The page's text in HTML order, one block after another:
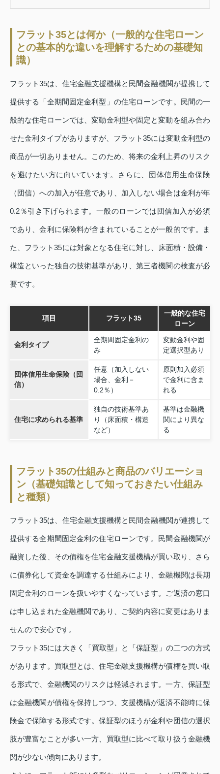
フラット35とは何か（一般的な住宅ローン
との基本的な違いを理解するための基礎知
識）
フラット35は、住宅金融支援機構と民間金融機関が提携して
提供する「全期間固定金利型」の住宅ローンです。民間の一
般的な住宅ローンでは、変動金利型や固定と変動を組み合わ
せた金利タイプがありますが、フラット35には変動金利型の
商品が一切ありません。このため、将来の金利上昇のリスク
を避けたい方に向いています。さらに、団体信用生命保険
（団信）への加入が任意であり、加入しない場合は金利が年
0.2％引き下げられます。一般のローンでは団信加入が必須
であり、金利に保険料が含まれていることが一般的です。ま
た、フラット35には対象となる住宅に対し、床面積・設備・
構造といった独自の技術基準があり、第三者機関の検査が必
要です。
項目 フラット35
一般的な住宅
ローン
金利タイプ
全期間固定金利の
み
変動金利や固
定選択型あり
団体信用生命保険（団
信）
任意（加入しない
場合、金利－
0.2％）
原則加入必須
で金利に含ま
れる
住宅に求められる基準
独自の技術基準あ
り（床面積・構造
など）
基準は金融機
関により異な
る
フラット35の仕組みと商品のバリエーショ
ン（基礎知識として知っておきたい仕組み
と種類）
フラット35は、住宅金融支援機構と民間金融機関が連携して
提供する全期間固定金利の住宅ローンです。民間金融機関が
融資した後、その債権を住宅金融支援機構が買い取り、さら
に債券化して資金を調達する仕組みにより、金融機関は長期
固定金利のローンを扱いやすくなっています。ご返済の窓口
は申し込まれた金融機関であり、ご契約内容に変更はありま
せんので安心です。
フラット35には大きく「買取型」と「保証型」の二つの方式
があります。買取型とは、住宅金融支援機構が債権を買い取
る形式で、金融機関のリスクは軽減されます。一方、保証型
は金融機関が債権を保持しつつ、支援機構が返済不能時に保
険金で保障する形式です。保証型のほうが金利や団信の選択
肢が豊富なことが多い一方、買取型に比べて取り扱う金融機
関が少ない傾向にあります。